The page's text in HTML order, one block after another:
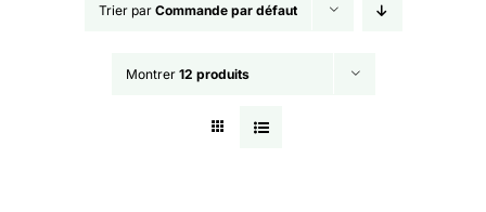
Trier par Commande par défaut
Montrer 12 produits